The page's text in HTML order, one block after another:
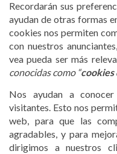
Recordarán sus
ayudan de otras formas
cookies nos permiten
con nuestros
vea pueda ser más
conocidas como “cookies
Nos ayudan a
visitantes. Esto nos
web, para que las
agradables, y para
dirigimos a nuestros